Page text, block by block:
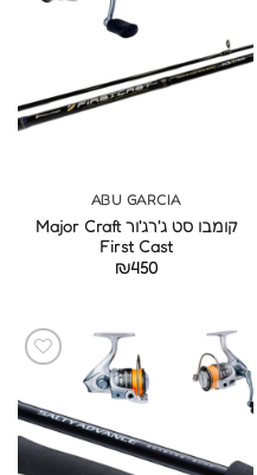
ABU GARCIA
קומבו סט ג'רג'ור Major Craft
First Cast
₪450